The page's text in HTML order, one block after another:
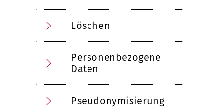
Löschen
Personenbezogene
Daten
Pseudonymisierung